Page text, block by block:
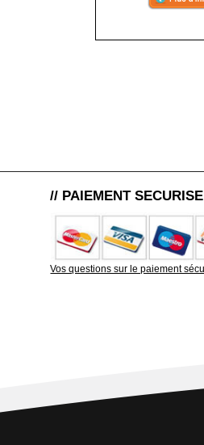
// PAIEMENT SECURISE
Vos questions sur le paiement